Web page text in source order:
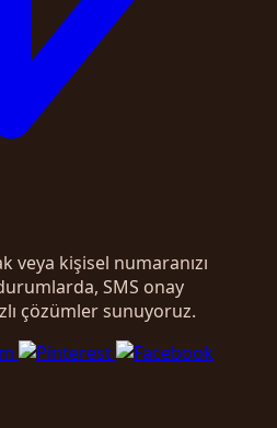
kişisel numaranızı
SMS onay
çözümler sunuyoruz.